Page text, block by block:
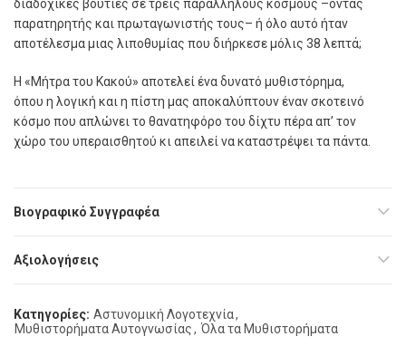
διαδοχικές βουτιές σε τρεις παράλληλους κόσμους –όντας
παρατηρητής και πρωταγωνιστής τους– ή όλο αυτό ήταν
αποτέλεσμα μιας λιποθυμίας που διήρκεσε μόλις 38 λεπτά;
Η «Μήτρα του Κακού» αποτελεί ένα δυνατό μυθιστόρημα,
όπου η λογική και η πίστη μας αποκαλύπτουν έναν σκοτεινό
κόσμο που απλώνει το θανατηφόρο του δίχτυ πέρα απ’ τον
χώρο του υπεραισθητού κι απειλεί να καταστρέψει τα πάντα.
Βιογραφικό Συγγραφέα
Αξιολογήσεις
Κατηγορίες: Αστυνομική Λογοτεχνία,
Μυθιστορήματα Αυτογνωσίας, Όλα τα Μυθιστορήματα